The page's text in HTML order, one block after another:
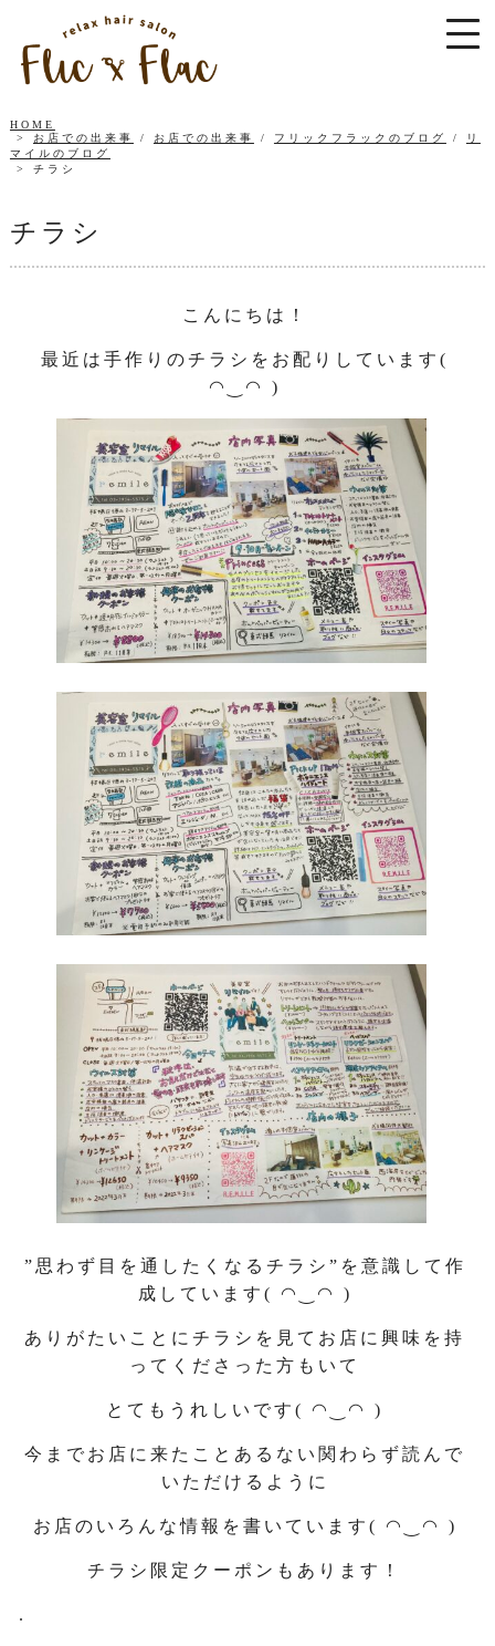
HOME
お店での出来事
/ お店での出来事 / フリックフラックのブログ /
リ
マイルのブログ
チラシ
チラシ
こんにちは！
最近は手作りのチラシをお配りしています(
◠‿◠ )
”思わず目を通したくなるチラシ”を意識して作
成しています( ◠‿◠ )
ありがたいことにチラシを見てお店に興味を持
ってくださった方もいて
とてもうれしいです( ◠‿◠ )
今までお店に来たことあるない関わらず読んで
いただけるように
お店のいろんな情報を書いています( ◠‿◠ )
チラシ限定クーポンもあります！
.